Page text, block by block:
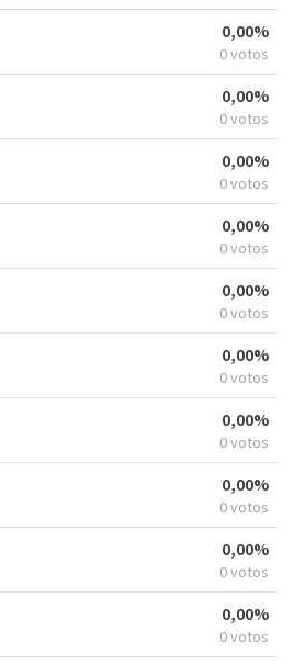
0,00%
0 votos
0,00%
0 votos
0,00%
0 votos
0,00%
0 votos
0,00%
0 votos
0,00%
0 votos
0,00%
0 votos
0,00%
0 votos
0,00%
0 votos
0,00%
0 votos